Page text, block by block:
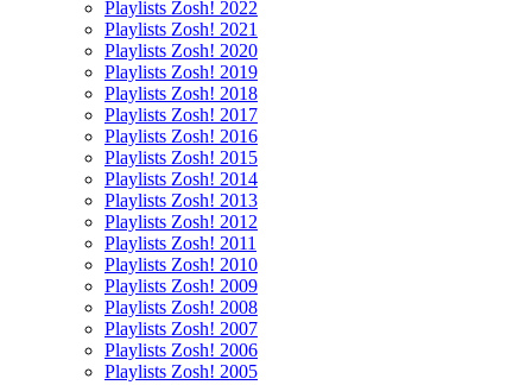
Playlists Zosh! 2022
Playlists Zosh! 2021
Playlists Zosh! 2020
Playlists Zosh! 2019
Playlists Zosh! 2018
Playlists Zosh! 2017
Playlists Zosh! 2016
Playlists Zosh! 2015
Playlists Zosh! 2014
Playlists Zosh! 2013
Playlists Zosh! 2012
Playlists Zosh! 2011
Playlists Zosh! 2010
Playlists Zosh! 2009
Playlists Zosh! 2008
Playlists Zosh! 2007
Playlists Zosh! 2006
Playlists Zosh! 2005